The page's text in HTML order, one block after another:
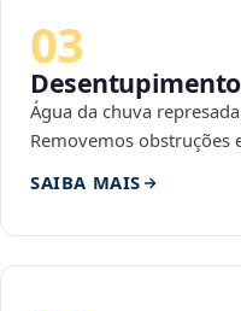
03
Água da chuva
Removemos obstruções
SAIBA MAIS